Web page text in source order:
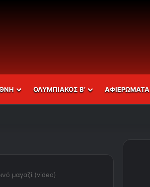
ΟΛΥΜΠΙΑΚΟΣ Β’ ΑΦΙΕΡΩΜΑΤΑ
μαγαζί (video)